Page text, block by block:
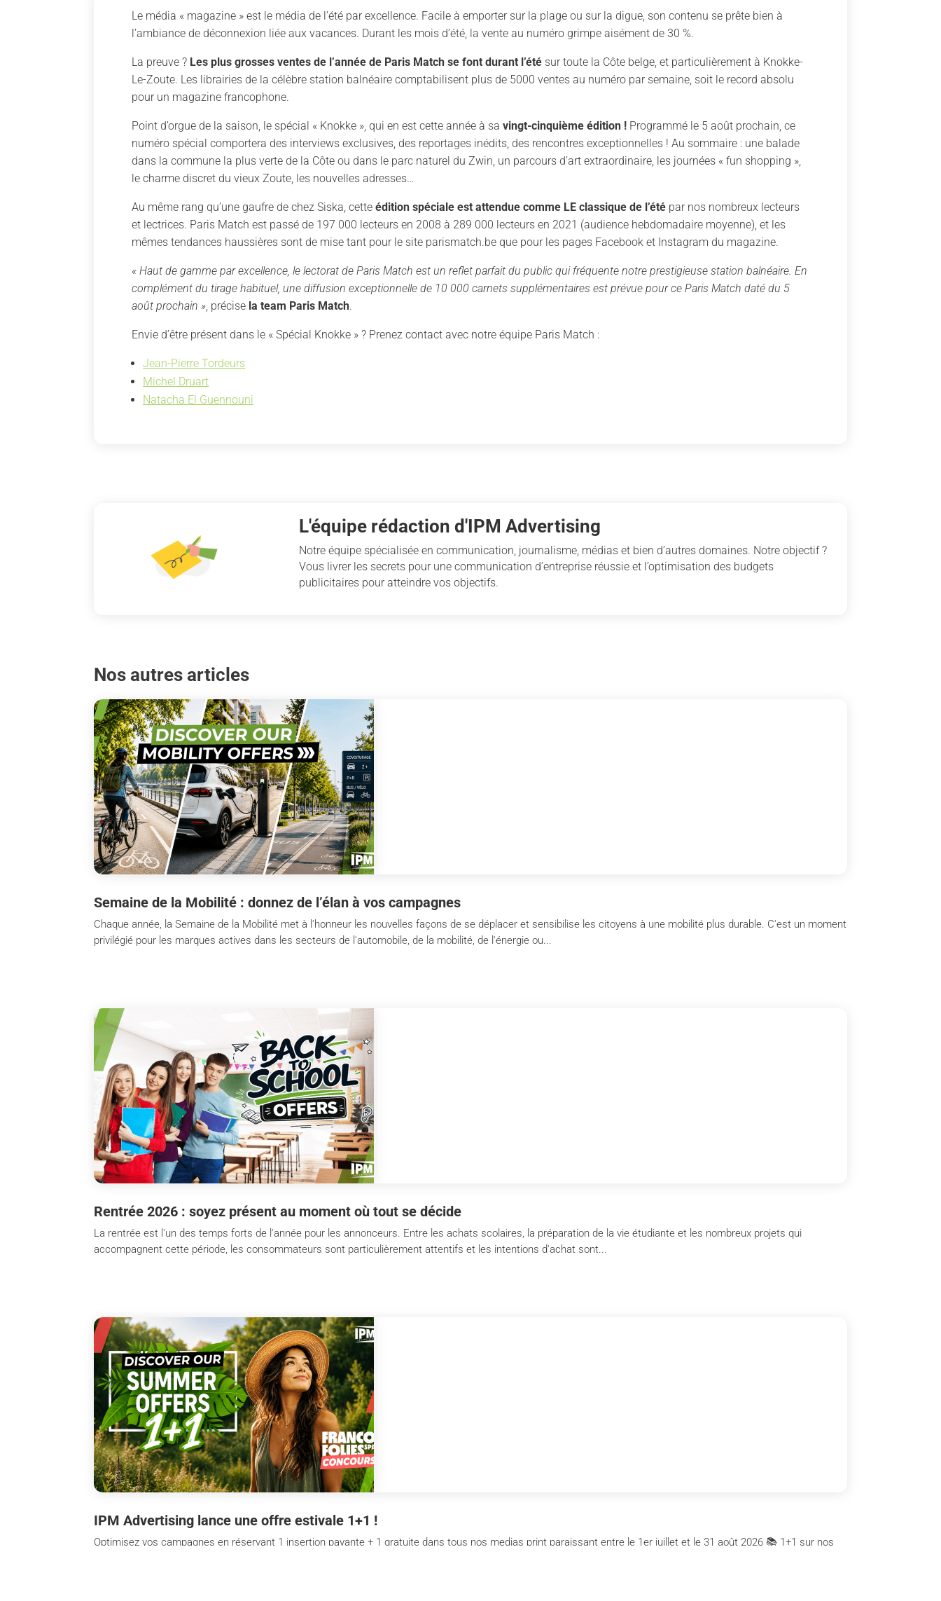
Le média « magazine » est le média de l’été par excellence. Facile à emporter sur la plage ou sur la digue, son contenu se prête bien à
l’ambiance de déconnexion liée aux vacances. Durant les mois d’été, la vente au numéro grimpe aisément de 30 %.
La preuve ? Les plus grosses ventes de l’année de Paris Match se font durant l’été sur toute la Côte belge, et particulièrement à Knokke-
Le-Zoute. Les librairies de la célèbre station balnéaire comptabilisent plus de 5000 ventes au numéro par semaine, soit le record absolu
pour un magazine francophone.
Point d’orgue de la saison, le spécial « Knokke », qui en est cette année à savingt-cinquième édition ! Programmé le 5 août prochain, ce
numéro spécial comportera des interviews exclusives, des reportages inédits, des rencontres exceptionnelles ! Au sommaire : une balade
dans la commune la plus verte de la Côte ou dans le parc naturel du Zwin, un parcours d’art extraordinaire, les journées « fun shopping »,
le charme discret du vieux Zoute, les nouvelles adresses…
Au même rang qu’une gaufre de chez Siska, cetteédition spéciale est attendue comme LE classique de l’été par nos nombreux lecteurs
et lectrices. Paris Match est passé de 197 000 lecteurs en 2008 à 289 000 lecteurs en 2021 (audience hebdomadaire moyenne), et les
mêmes tendances haussières sont de mise tant pour le site parismatch.be que pour les pages Facebook et Instagram du magazine.
« Haut de gamme par excellence, le lectorat de Paris Match est un reflet parfait du public qui fréquente notre prestigieuse station balnéaire. En
complément du tirage habituel, une diffusion exceptionnelle de 10 000 carnets supplémentaires est prévue pour ce Paris Match daté du 5
août prochain », précise la team Paris Match.
Envie d’être présent dans le « Spécial Knokke » ? Prenez contact avec notre équipe Paris Match :
Jean-Pierre Tordeurs
Michel Druart
Natacha El Guennouni
L'équipe rédaction d'IPM Advertising
Notre équipe spécialisée en communication, journalisme, médias et bien d’autres domaines. Notre objectif ?
Vous livrer les secrets pour une communication d’entreprise réussie et l’optimisation des budgets
publicitaires pour atteindre vos objectifs.
Nos autres articles
Semaine de la Mobilité : donnez de l’élan à vos campagnes
Chaque année, la Semaine de la Mobilité met à l'honneur les nouvelles façons de se déplacer et sensibilise les citoyens à une mobilité plus durable. C'est un moment
privilégié pour les marques actives dans les secteurs de l'automobile, de la mobilité, de l'énergie ou...
Rentrée 2026 : soyez présent au moment où tout se décide
La rentrée est l'un des temps forts de l'année pour les annonceurs. Entre les achats scolaires, la préparation de la vie étudiante et les nombreux projets qui
accompagnent cette période, les consommateurs sont particulièrement attentifs et les intentions d'achat sont...
IPM Advertising lance une offre estivale 1+1 !
Optimisez vos campagnes en réservant 1 insertion payante + 1 gratuite dans tous nos medias print paraissant entre le 1er juillet et le 31 août 2026 📚 1+1 sur nos